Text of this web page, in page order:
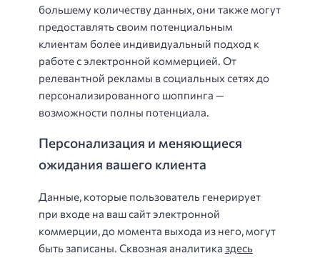
большему количеству данных, они также могут
предоставлять своим потенциальным
клиентам более индивидуальный подход к
работе с электронной коммерцией. От
релевантной рекламы в социальных сетях до
персонализированного шоппинга —
возможности полны потенциала.
Персонализация и меняющиеся
ожидания вашего клиента
Данные, которые пользователь генерирует
при входе на ваш сайт электронной
коммерции, до момента выхода из него, могут
быть записаны. Сквозная аналитика здесь